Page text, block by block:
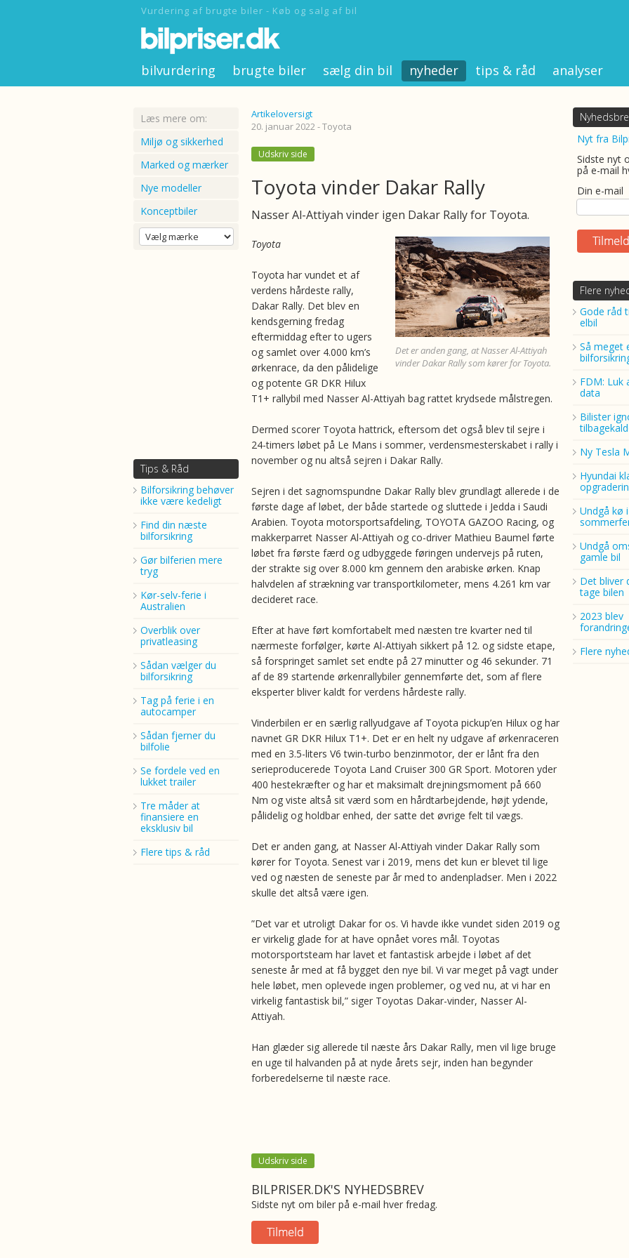
Vurdering af brugte biler - Køb og salg af bil
bilvurdering brugte biler sælg din bil nyheder tips & råd analyser
Læs mere om:
Miljø og sikkerhed
Marked og mærker
Nye modeller
Konceptbiler
Tips & Råd
Bilforsikring behøver
ikke være kedeligt
Find din næste
bilforsikring
Gør bilferien mere
tryg
Kør-selv-ferie i
Australien
Overblik over
privatleasing
Sådan vælger du
bilforsikring
Tag på ferie i en
autocamper
Sådan fjerner du
bilfolie
Se fordele ved en
lukket trailer
Tre måder at
finansiere en
eksklusiv bil
Flere tips & råd
Artikeloversigt
20. januar 2022 - Toyota
Udskriv side
Toyota vinder Dakar Rally
Nasser Al-Attiyah vinder igen Dakar Rally for Toyota.
Det er anden gang, at Nasser Al-Attiyah
vinder Dakar Rally som kører for Toyota.
Toyota
Toyota har vundet et af
verdens hårdeste rally,
Dakar Rally. Det blev en
kendsgerning fredag
eftermiddag efter to ugers
og samlet over 4.000 km’s
ørkenrace, da den pålidelige
og potente GR DKR Hilux
T1+ rallybil med Nasser Al-Attiyah bag rattet krydsede målstregen.
Dermed scorer Toyota hattrick, eftersom det også blev til sejre i
24-timers løbet på Le Mans i sommer, verdensmesterskabet i rally i
november og nu altså sejren i Dakar Rally.
Sejren i det sagnomspundne Dakar Rally blev grundlagt allerede i de
første dage af løbet, der både startede og sluttede i Jedda i Saudi
Arabien. Toyota motorsportsafdeling, TOYOTA GAZOO Racing, og
makkerparret Nasser Al-Attiyah og co-driver Mathieu Baumel førte
løbet fra første færd og udbyggede føringen undervejs på ruten,
der strakte sig over 8.000 km gennem den arabiske ørken. Knap
halvdelen af strækning var transportkilometer, mens 4.261 km var
decideret race.
Efter at have ført komfortabelt med næsten tre kvarter ned til
nærmeste forfølger, kørte Al-Attiyah sikkert på 12. og sidste etape,
så forspringet samlet set endte på 27 minutter og 46 sekunder. 71
af de 89 startende ørkenrallybiler gennemførte det, som af flere
eksperter bliver kaldt for verdens hårdeste rally.
Vinderbilen er en særlig rallyudgave af Toyota pickup’en Hilux og har
navnet GR DKR Hilux T1+. Det er en helt ny udgave af ørkenraceren
med en 3.5-liters V6 twin-turbo benzinmotor, der er lånt fra den
serieproducerede Toyota Land Cruiser 300 GR Sport. Motoren yder
400 hestekræfter og har et maksimalt drejningsmoment på 660
Nm og viste altså sit værd som en hårdtarbejdende, højt ydende,
pålidelig og holdbar enhed, der satte det øvrige felt til vægs.
Det er anden gang, at Nasser Al-Attiyah vinder Dakar Rally som
kører for Toyota. Senest var i 2019, mens det kun er blevet til lige
ved og næsten de seneste par år med to andenpladser. Men i 2022
skulle det altså være igen.
”Det var et utroligt Dakar for os. Vi havde ikke vundet siden 2019 og
er virkelig glade for at have opnået vores mål. Toyotas
motorsportsteam har lavet et fantastisk arbejde i løbet af det
seneste år med at få bygget den nye bil. Vi var meget på vagt under
hele løbet, men oplevede ingen problemer, og ved nu, at vi har en
virkelig fantastisk bil,” siger Toyotas Dakar-vinder, Nasser Al-
Attiyah.
Han glæder sig allerede til næste års Dakar Rally, men vil lige bruge
en uge til halvanden på at nyde årets sejr, inden han begynder
forberedelserne til næste race.
Udskriv side
BILPRISER.DK'S NYHEDSBREV
Sidste nyt om biler på e-mail hver fredag.
Nyt fra
Sidste nyt
på e-mail
Din e-mail
Flere
Gode råd
elbil
Så meget
FDM: Luk
data
Bilister
Ny Tesla
Hyundai
Undgå kø i
Undgå
gamle bil
Det bliver
tage bilen
2023 blev
Flere